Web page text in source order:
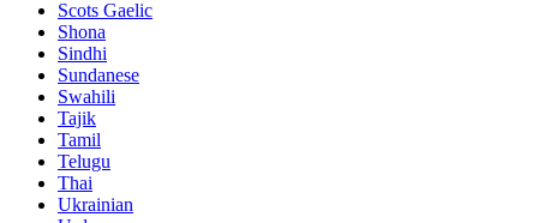
Scots Gaelic
Shona
Sindhi
Sundanese
Swahili
Tajik
Tamil
Telugu
Thai
Ukrainian